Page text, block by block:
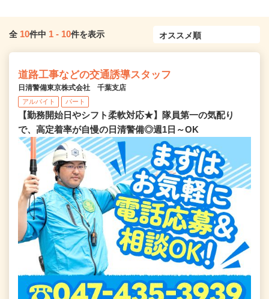
全 10件中 1 - 10件を表示
道路工事などの交通誘導スタッフ
日清警備東京株式会社 千葉支店
アルバイト パート
【勤務開始日やシフト柔軟対応★】隊員第一の気配り
で、高定着率が自慢の日清警備◎週1日～OK